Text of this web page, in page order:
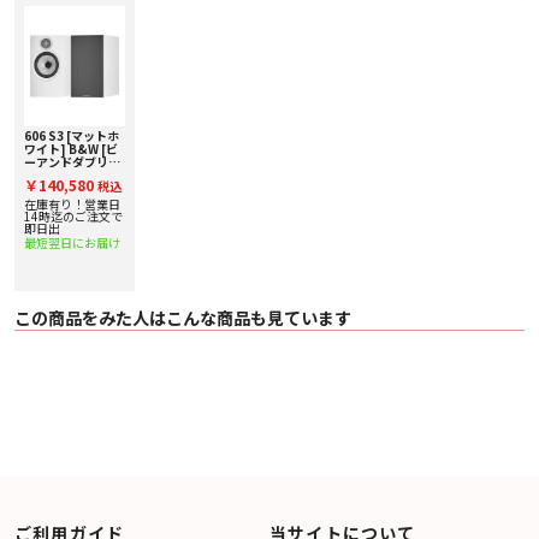
〇 公称インピーダンス 8Ω（最小 3.7Ω）
〇 推奨アンプ出力 30W - 120W（8Ω、クリップしていない音源で）
〇 推奨最大ケーブルインピーダンス 0.1Ω
・ 奥行：300 mm（キャビネットのみ）/ 328 mm（グリルおよび端子を含
む）
〇 質量 7.05kg
〇 仕上げ
・ キャビネット：ブラック/ホワイト/オーク/レッドチェリー
・ グリル：ブラック（ブラック / レッドチェリー）/グレー（ホワイト / オー
ク）
606 S3 [マットホ
ワイト] B&W [ビ
ーアンドダブリ
フスピーカー [ペ
ア] 下取り査定額
20%アップ実施
中！
￥140,580 税込
在庫有り！営業日
14時迄のご注文で
即日出
最短翌日にお届け
この商品をみた人はこんな商品も見ています
ご利用ガイド 当サイトについて